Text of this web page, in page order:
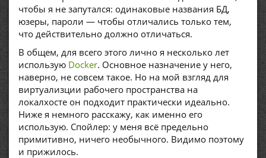
чтобы я не запутался: одинаковые названия БД,
юзеры, пароли — чтобы отличались только тем,
что действительно должно отличаться.
В общем, для всего этого лично я несколько лет
использую Docker. Основное назначение у него,
наверно, не совсем такое. Но на мой взгляд для
виртуализции рабочего пространства на
локалхосте он подходит практически идеально.
Ниже я немного расскажу, как именно его
использую. Спойлер: у меня всё предельно
примитивно, ничего необычного. Видимо поэтому
и прижилось.